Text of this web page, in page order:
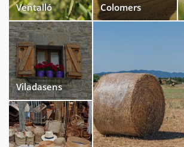
Ventalló Colomers
Viladasens